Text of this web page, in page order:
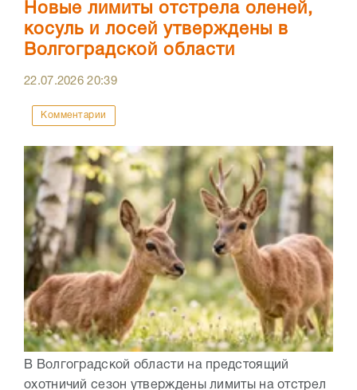
Новые лимиты отстрела оленей,
косуль и лосей утверждены в
Волгоградской области
22.07.202620:39
Комментарии
В Волгоградской области на предстоящий
охотничий сезон утверждены лимиты на отстрел